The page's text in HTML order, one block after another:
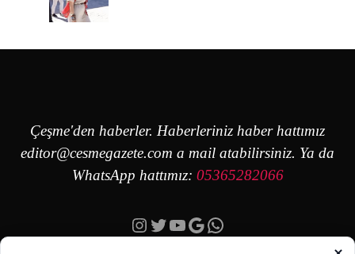
Çeşme'den haberler. Haberleriniz haber hattımız
editor@cesmegazete.com a mail atabilirsiniz. Ya da
WhatsApp hattımız: 05365282066
Instagram
Twitter
YouTube
Google
https://wa.me/